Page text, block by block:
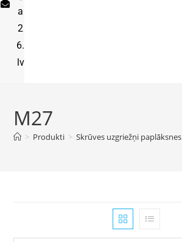
a
2
6.
lv
M27
> Produkti > Skrūves uzgriežņi paplāksnes